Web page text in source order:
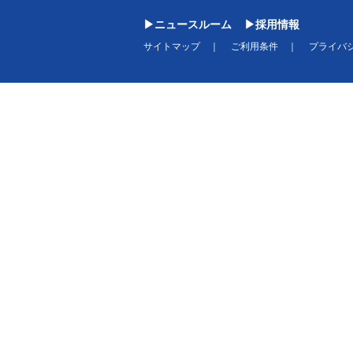
ニュースルーム 採用情報
サイトマップ ご利用条件 プライバ